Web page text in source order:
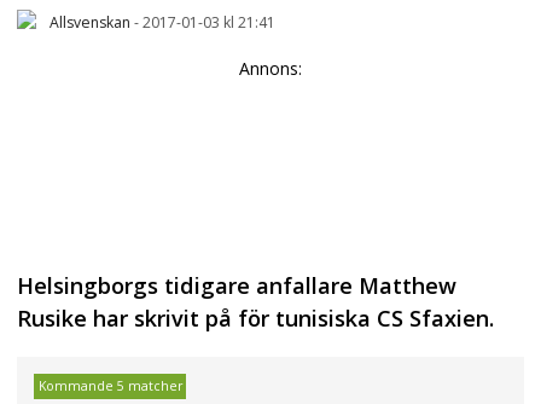
Allsvenskan -2017-01-03 kl 21:41
Annons:
Helsingborgs tidigare anfallare Matthew
Rusike har skrivit på för tunisiska CS Sfaxien.
Kommande 5 matcher